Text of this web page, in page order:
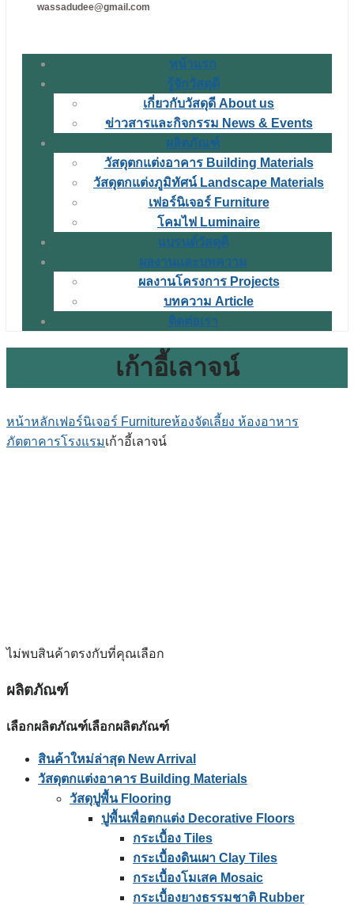
wassadudee@gmail.com
หน้าแรก
รู้จักวัสดุดี
เกี่ยวกับวัสดุดี About us
ข่าวสารและกิจกรรม News & Events
ผลิตภัณฑ์
วัสดุตกแต่งอาคาร Building Materials
วัสดุตกแต่งภูมิทัศน์ Landscape Materials
เฟอร์นิเจอร์ Furniture
โคมไฟ Luminaire
แบรนด์วัสดุดี
ผลงานและบทความ
ผลงานโครงการ Projects
บทความ Article
ติดต่อเรา
เก้าอี้เลาจน์
หน้าหลักเฟอร์นิเจอร์ Furnitureห้องจัดเลี้ยง ห้องอาหาร
ภัตตาคารโรงแรมเก้าอี้เลาจน์
ไม่พบสินค้าตรงกับที่คุณเลือก
ผลิตภัณฑ์
เลือกผลิตภัณฑ์เลือกผลิตภัณฑ์
สินค้าใหม่ล่าสุด New Arrival
วัสดุตกแต่งอาคาร Building Materials
วัสดุปูพื้น Flooring
ปูพื้นเพื่อตกแต่ง Decorative Floors
กระเบื้อง Tiles
กระเบื้องดินเผา Clay Tiles
กระเบื้องโมเสค Mosaic
กระเบื้องยางธรรมชาติ Rubber